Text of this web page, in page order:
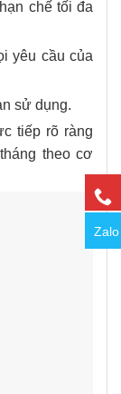
chế tối đa
yêu cầu của
sử dụng.
tiếp rõ ràng
theo cơ
Zalo